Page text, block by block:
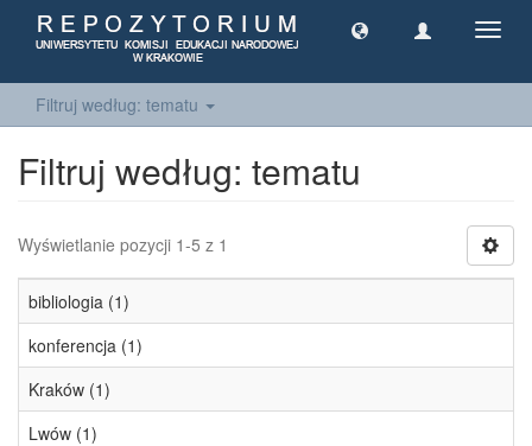
Filtruj według: tematu
Filtruj według: tematu
Wyświetlanie pozycji 1-5 z 1
bibliologia (1)
konferencja (1)
Kraków (1)
Lwów (1)